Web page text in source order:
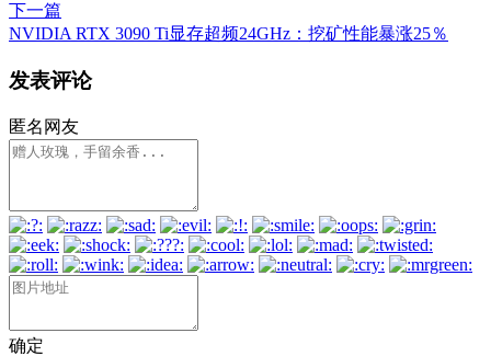
下一篇
NVIDIA RTX 3090 Ti显存超频24GHz：挖矿性能暴涨25％
发表评论
匿名网友
确定